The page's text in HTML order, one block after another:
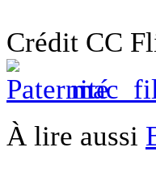
Crédit CC
À lire aussi